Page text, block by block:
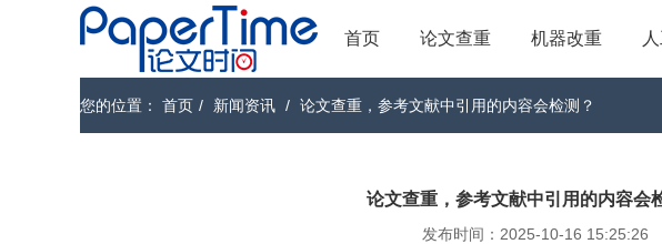
首页 论文查重 机器改重
您的位置： 首页 / 新闻资讯 / 论文查重，参考文献中引用的内容会检测？
论文查重，参考文献中引用的内容会
发布时间：2025-10-16 15:25:26